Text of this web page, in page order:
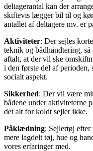
deltagerantal kan der
skiftevis lægger bil til og
antallet af deltagere mv. er
Aktiviteter: Der sejles
teknik og bådhåndtering,
aftalt, at der vil ske
i den første del af
socialt aspekt.
Sikkerhed: Der vil være
bådene under aktiviteterne
det alt for koldt sejler ikke.
Påklædning: Sejlertøj
mere lagdelt tøj, hue og
vores erfaringer med.